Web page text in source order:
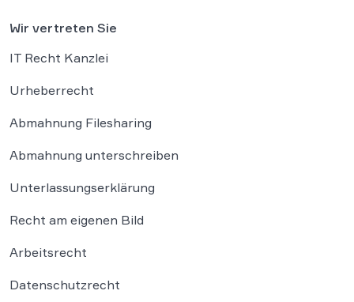
Wir vertreten Sie
IT Recht Kanzlei
Urheberrecht
Abmahnung Filesharing
Abmahnung unterschreiben
Unterlassungserklärung
Recht am eigenen Bild
Arbeitsrecht
Datenschutzrecht